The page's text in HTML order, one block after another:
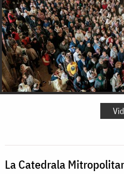
La Catedrala